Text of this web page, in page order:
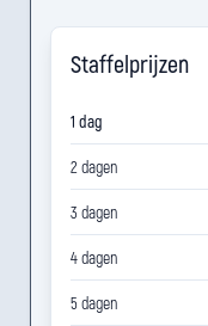
Staffelprijzen
1 dag
2 dagen
3 dagen
4 dagen
5 dagen